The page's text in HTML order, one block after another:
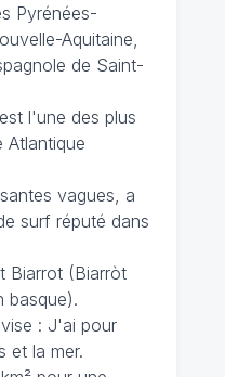
Pyrénées-
Aquitaine,
de Saint-
l'une des plus
Atlantique
vagues, a
surf réputé dans
Biarrot (Biarròt
basque).
: J'ai pour
et la mer.